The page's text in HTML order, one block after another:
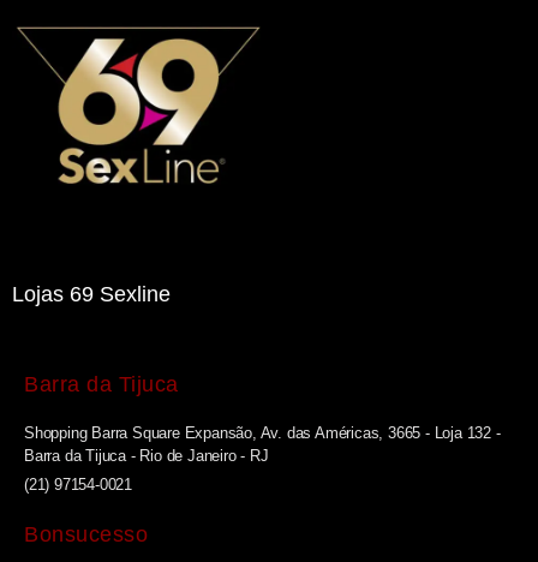
Lojas 69 Sexline
Barra da Tijuca
Shopping Barra Square Expansão, Av. das Américas, 3665 - Loja 132 -
Barra da Tijuca - Rio de Janeiro - RJ
(21) 97154-0021
Bonsucesso